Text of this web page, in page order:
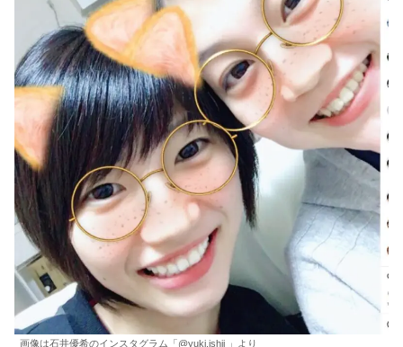
画像は石井優希のインスタグラム「@yuki.ishii 」より